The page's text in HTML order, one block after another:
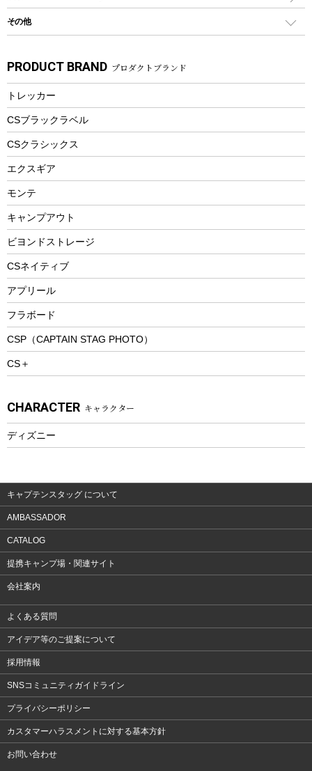
バーベキューツール
カトラリー
マグカップ、カップ
ステンレスボトル
フードボトル
トレー
ランチョンマット
ランチボックス
その他アウトドア雑貨
スプレー関係
ツール、他
パドル
ヘルメット
エアーポンプ
アクセサリー
シティサイクル
自転車ウェア
ラッシュガード
パラソル
フローティングベスト
ヘルメット
エアーポンプ
ビーチテント
ウィンター
スノーシュー
防寒ウェア
トレッキング
トレッキングアクセサリー
プレイグッズ
ウェルネス
ウェア、タオル
ウェア
その他
湯たんぽ
防災用品
PRODUCT BRAND プロダクトブランド
トレッカー
CSブラックラベル
CSクラシックス
エクスギア
モンテ
キャンプアウト
ビヨンドストレージ
CSネイティブ
アプリール
フラボード
CSP（CAPTAIN STAG PHOTO）
CS＋
CHARACTER キャラクター
ディズニー
キャプテンスタッグ について
AMBASSADOR
CATALOG
提携キャンプ場・関連サイト
会社案内
よくある質問
アイデア等のご提案について
採用情報
SNSコミュニティガイドライン
プライバシーポリシー
カスタマーハラスメントに対する基本方針
お問い合わせ